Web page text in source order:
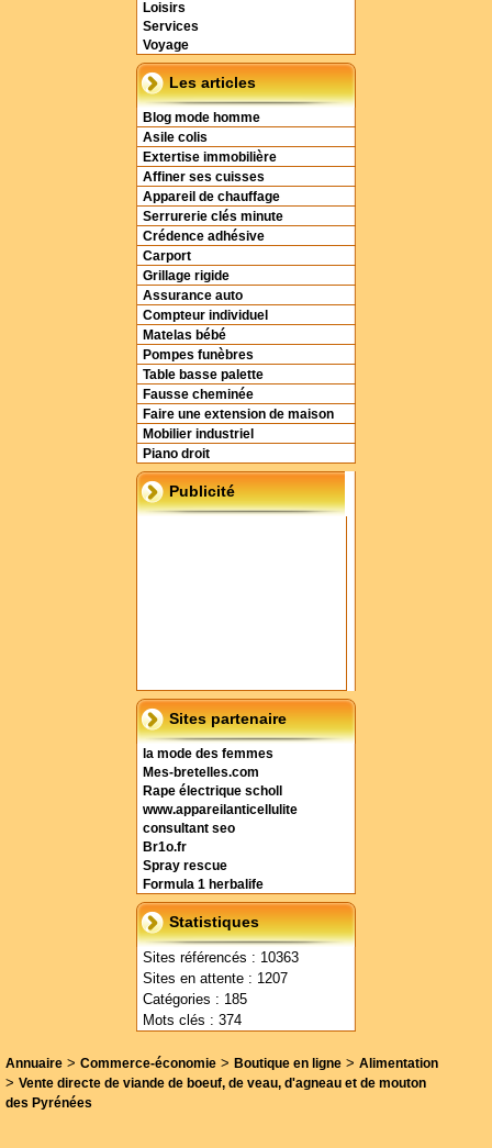
Loisirs
Services
Voyage
Les articles
Blog mode homme
Asile colis
Extertise immobilière
Affiner ses cuisses
Appareil de chauffage
Serrurerie clés minute
Crédence adhésive
Carport
Grillage rigide
Assurance auto
Compteur individuel
Matelas bébé
Pompes funèbres
Table basse palette
Fausse cheminée
Faire une extension de maison
Mobilier industriel
Piano droit
Publicité
Sites partenaire
la mode des femmes
Mes-bretelles.com
Rape électrique scholl
www.appareilanticellulite
consultant seo
Br1o.fr
Spray rescue
Formula 1 herbalife
Statistiques
Sites référencés : 10363
Sites en attente : 1207
Catégories : 185
Mots clés : 374
Annuaire > Commerce-économie > Boutique en ligne > Alimentation
> Vente directe de viande de boeuf, de veau, d'agneau et de mouton
des Pyrénées